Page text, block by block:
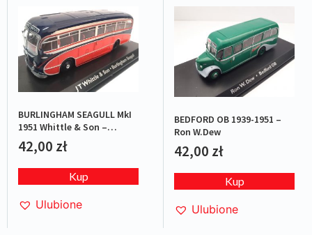
BURLINGHAM SEAGULL MkI
1951 Whittle & Son –
Red/Blue
42,00 zł
Kup
Ulubione
BEDFORD OB 1939-1951 –
Ron W.Dew
42,00 zł
Kup
Ulubione